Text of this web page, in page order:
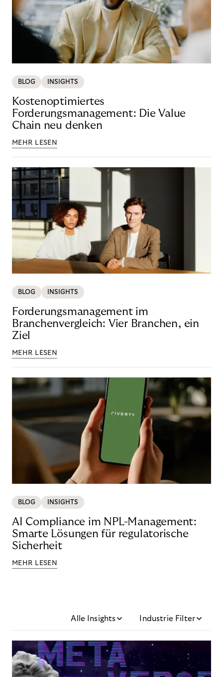
BLOG INSIGHTS
Kostenoptimiertes
Forderungsmanagement: Die Value
Chain neu denken
MEHR LESEN
BLOG INSIGHTS
Forderungsmanagement im
Branchenvergleich: Vier Branchen, ein
Ziel
MEHR LESEN
BLOG INSIGHTS
AI Compliance im NPL-Management:
Smarte Lösungen für regulatorische
Sicherheit
MEHR LESEN
Alle Insights Industrie Filter